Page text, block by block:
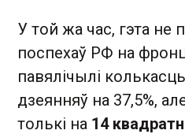
У той жа час, гэта не
поспехаў РФ на
павялічылі
дзеянняў на 37,5%,
толькі на 14